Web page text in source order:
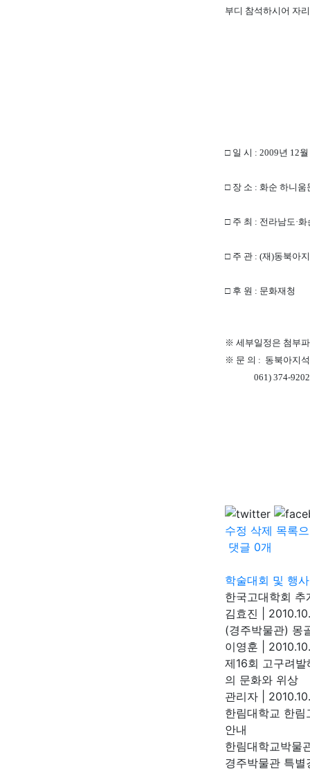
부디 참석하시어 자
□ 일 시 : 2009년 12
□ 장 소 : 화순 하니
□ 주 최 : 전라남도·화
□ 주 관 : (재)동북아
□ 후 원 : 문화재청
※ 세부일정은 첨부
※ 문 의 : 동북아지
061) 374-9202
수정 삭제 목록
댓글 0개
학술대회 및 행사
한국고대학회
김효진
(경주박물관) 몽
이영훈
제16회 고구려
의 문화와 위상
관리자
한림대학교 한
안내
한림대학교박물
경주박물관 특